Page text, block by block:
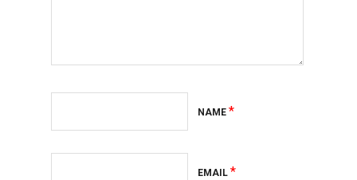
NAME *
EMAIL *